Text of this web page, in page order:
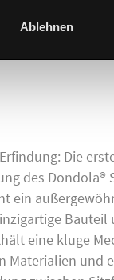
Ablehnen
Die
des Dondola®
ein
eine kluge
Materialien und